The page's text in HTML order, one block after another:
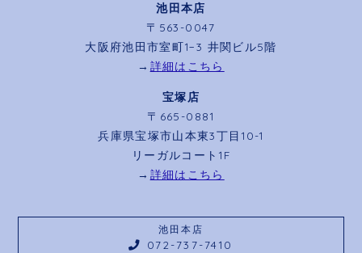
池田本店
〒563-0047
大阪府池田市室町1−3 井関ビル5階
→ 詳細はこちら
宝塚店
〒665-0881
兵庫県宝塚市山本東3丁目10-1
リーガルコート1F
→ 詳細はこちら
池田本店
072-737-7410